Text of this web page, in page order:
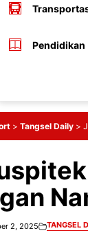
Pendidikan
> Tangsel Daily >
2, 2025 TANGSEL